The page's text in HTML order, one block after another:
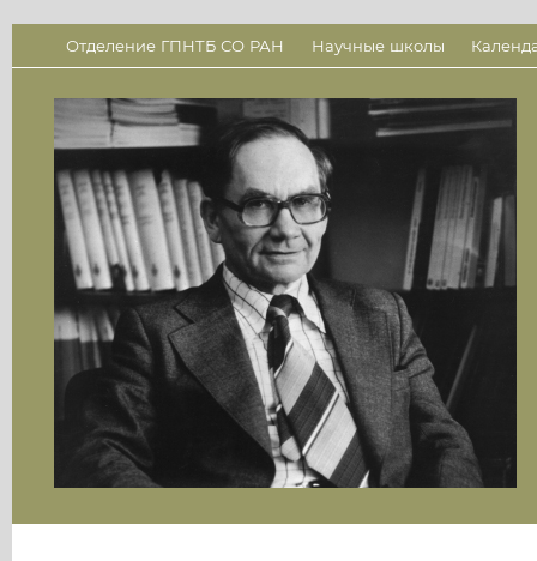
Отделение ГПНТБ СО РАН Научные школы